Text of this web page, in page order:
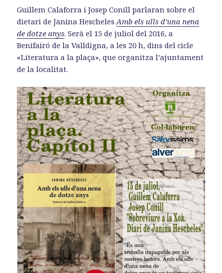
c
e
b
o
o
k
s
t
o
d
o
n
l
e
g
r
a
m
Guillem Calaforra i Josep Conill parlaran sobre el
dietari de Janina HeschelesAmb els ulls d’una nena
de dotze anys. Serà el 15 de juliol del 2016, a
Benifairó de la Valldigna, a les 20 h, dins del cicle
«Literatura a la plaça», que organitza l’ajuntament
de la localitat.